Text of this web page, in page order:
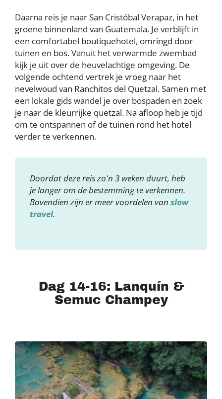
Daarna reis je naar San Cristóbal Verapaz, in het
groene binnenland van Guatemala. Je verblijft in
een comfortabel boutiquehotel, omringd door
tuinen en bos. Vanuit het verwarmde zwembad
kijk je uit over de heuvelachtige omgeving. De
volgende ochtend vertrek je vroeg naar het
nevelwoud van Ranchitos del Quetzal. Samen met
een lokale gids wandel je over bospaden en zoek
je naar de kleurrijke quetzal. Na afloop heb je tijd
om te ontspannen of de tuinen rond het hotel
verder te verkennen.
Doordat deze reis zo'n 3 weken duurt, heb
je langer om de bestemming te verkennen.
Bovendien zijn er meer voordelen van slow
travel.
Dag 14-16: Lanquín &
Semuc Champey